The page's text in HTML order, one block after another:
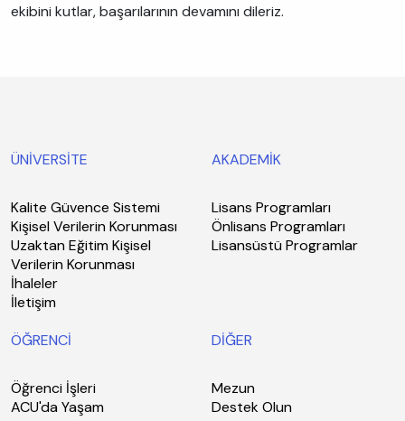
ekibini kutlar, başarılarının devamını dileriz.
ÜNİVERSİTE
Kalite Güvence Sistemi
Kişisel Verilerin Korunması
Uzaktan Eğitim Kişisel
Verilerin Korunması
İhaleler
İletişim
AKADEMİK
Lisans Programları
Önlisans Programları
Lisansüstü Programlar
ÖĞRENCİ
Öğrenci İşleri
ACU'da Yaşam
DİĞER
Mezun
Destek Olun